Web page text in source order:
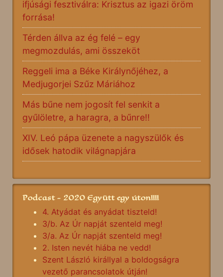
ifjúsági fesztiválra: Krisztus az igazi öröm
forrása!
Térden állva az ég felé – egy
megmozdulás, ami összeköt
Reggeli ima a Béke Királynőjéhez, a
Medjugorjei Szűz Máriához
Más bűne nem jogosít fel senkit a
gyűlöletre, a haragra, a bűnre!!
XIV. Leó pápa üzenete a nagyszülők és
idősek hatodik világnapjára
Podcast - 2020 Együtt egy úton!!!!
4. Atyádat és anyádat tiszteld!
3/b. Az Úr napját szenteld meg!
3/a. Az Úr napját szenteld meg!
2. Isten nevét hiába ne vedd!
Szent László királlyal a boldogságra
vezető parancsolatok útján!